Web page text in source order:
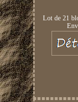
Lot de 21